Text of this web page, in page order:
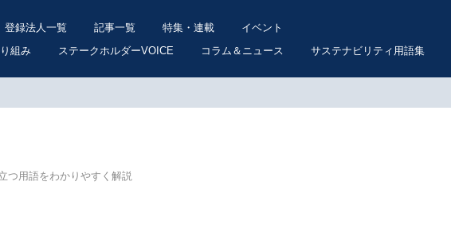
登録法人一覧 記事一覧 特集・連載
イベント
組み
ステークホルダーVOICE コラム＆ニュース サステナビリティ用語集
つ用語をわかりやすく解説